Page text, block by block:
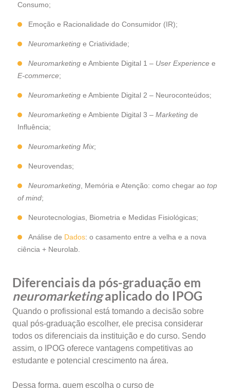
Consumo;
Emoção e Racionalidade do Consumidor (IR);
Neuromarketing e Criatividade;
Neuromarketing e Ambiente Digital 1 – User Experience e
E-commerce;
Neuromarketing e Ambiente Digital 2 – Neuroconteúdos;
Neuromarketing e Ambiente Digital 3 – Marketing de
Influência;
Neuromarketing Mix;
Neurovendas;
Neuromarketing , Memória e Atenção: como chegar ao top
of mind;
Neurotecnologias, Biometria e Medidas Fisiológicas;
Análise de Dados: o casamento entre a velha e a nova
ciência + Neurolab.
Diferenciais da pós-graduação em
neuromarketingaplicado do IPOG
Quando o profissional está tomando a decisão sobre
qual pós-graduação escolher, ele precisa considerar
todos os diferenciais da instituição e do curso. Sendo
assim, o IPOG oferece vantagens competitivas ao
estudante e potencial crescimento na área.
Dessa forma, quem escolha o curso de